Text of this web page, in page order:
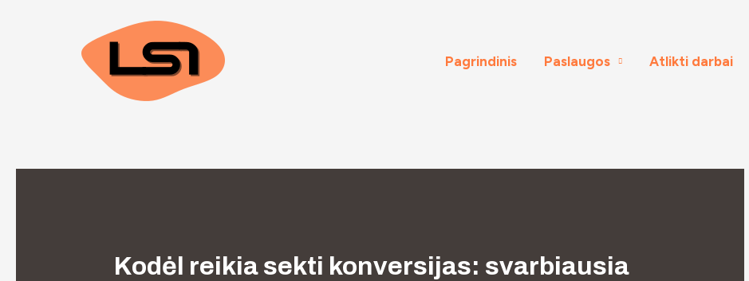
Pagrindinis Paslaugos Atlikti darbai
Kodėl reikia sekti konversijas: svarbiausia